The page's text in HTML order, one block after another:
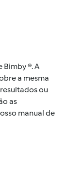
®. A
a mesma
ou
as
manual de